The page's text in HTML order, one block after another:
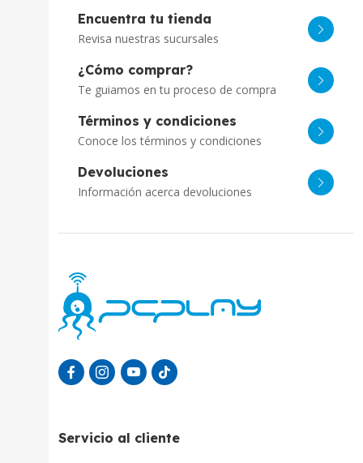
Encuentra tu tienda
Revisa nuestras sucursales
¿Cómo comprar?
Te guiamos en tu proceso de compra
Términos y condiciones
Conoce los términos y condiciones
Devoluciones
Información acerca devoluciones
Servicio al cliente